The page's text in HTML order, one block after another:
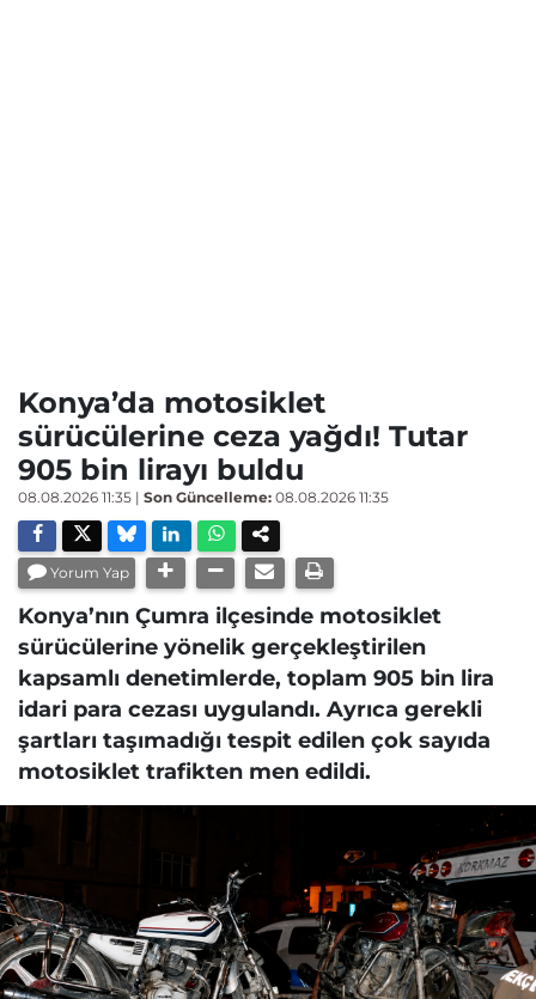
Konya’da motosiklet
sürücülerine ceza yağdı! Tutar
905 bin lirayı buldu
08.08.2026 11:35 | Son Güncelleme: 08.08.2026 11:35
Yorum Yap
Konya’nın Çumra ilçesinde motosiklet
sürücülerine yönelik gerçekleştirilen
kapsamlı denetimlerde, toplam 905 bin lira
idari para cezası uygulandı. Ayrıca gerekli
şartları taşımadığı tespit edilen çok sayıda
motosiklet trafikten men edildi.